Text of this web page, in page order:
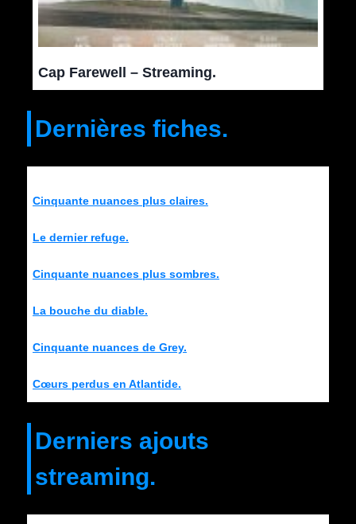
Cap Farewell – Streaming.
Dernières fiches.
Cinquante nuances plus claires.
Le dernier refuge.
Cinquante nuances plus sombres.
La bouche du diable.
Cinquante nuances de Grey.
Cœurs perdus en Atlantide.
Derniers ajouts
streaming.